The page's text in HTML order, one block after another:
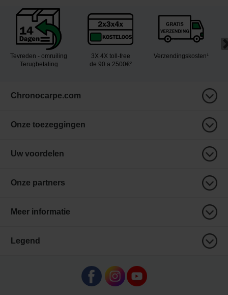
Tevreden - omruiling
Terugbetaling
3X 4X toll-free
de 90 a 2500€²
Verzendingskosten¹
Chronocarpe.com
Onze toezeggingen
Uw voordelen
Onze partners
Meer informatie
Legend